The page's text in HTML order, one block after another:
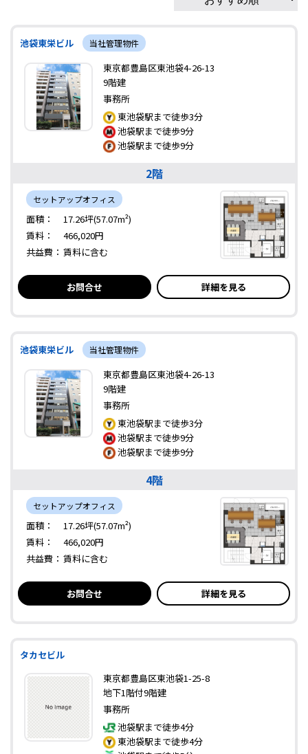
池袋東栄ビル 当社管理物件
東京都豊島区東池袋4-26-13
9階建
事務所
東池袋駅まで徒歩3分
池袋駅まで徒歩9分
池袋駅まで徒歩9分
2階
セットアップオフィス
面積：
17.26坪(57.07m²)
賃料：
466,020円
共益費： 賃料に含む
お問合せ 詳細を見る
池袋東栄ビル 当社管理物件
東京都豊島区東池袋4-26-13
9階建
事務所
東池袋駅まで徒歩3分
池袋駅まで徒歩9分
池袋駅まで徒歩9分
4階
セットアップオフィス
面積：
17.26坪(57.07m²)
賃料：
466,020円
共益費： 賃料に含む
お問合せ 詳細を見る
タカセビル
東京都豊島区東池袋1-25-8
地下1階付9階建
事務所
池袋駅まで徒歩4分
東池袋駅まで徒歩4分